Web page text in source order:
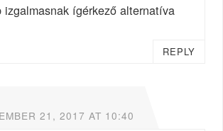
izgalmasnak ígérkező alternatíva
REPLY
21, 2017 AT 10:40